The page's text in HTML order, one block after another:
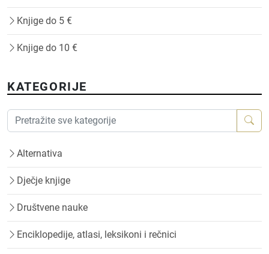
Knjige do 5 €
Knjige do 10 €
KATEGORIJE
Alternativa
Dječje knjige
Društvene nauke
Enciklopedije, atlasi, leksikoni i rečnici